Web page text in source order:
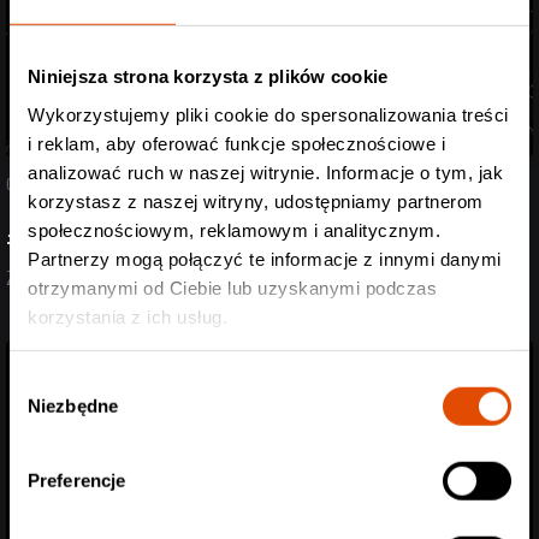
Niniejsza strona korzysta z plików cookie
Wykorzystujemy pliki cookie do spersonalizowania treści
i reklam, aby oferować funkcje społecznościowe i
analizować ruch w naszej witrynie. Informacje o tym, jak
korzystasz z naszej witryny, udostępniamy partnerom
społecznościowym, reklamowym i analitycznym.
Partnerzy mogą połączyć te informacje z innymi danymi
otrzymanymi od Ciebie lub uzyskanymi podczas
korzystania z ich usług.
zgody
Niezbędne
Preferencje
07.08.2026
#StreszczenieTygodnia
Zobacz aktualizację z ostatnich dni (27.07-07.08.2026)